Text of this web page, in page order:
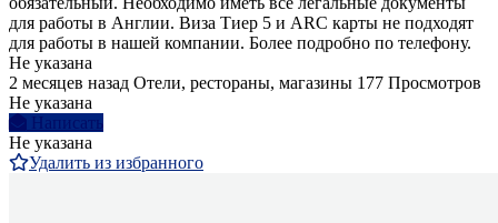
для работы в Англии. Виза Тиер 5 и ARC карты не подходят
для работы в нашей компании. Более подробно по телефону.
Не указана
2 месяцев назад Отели, рестораны, магазины 177 Просмотров
Не указана
Написать
Не указана
Удалить из избранного